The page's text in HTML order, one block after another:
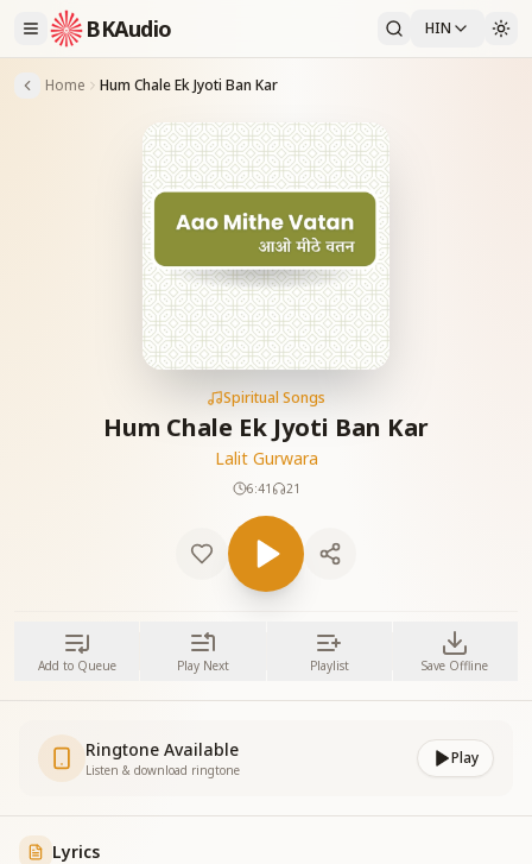
BKAudio HIN
Home Hum Chale Ek Jyoti Ban Kar
Spiritual Songs
Hum Chale Ek Jyoti Ban Kar
Lalit Gurwara
6:41 21
Add to Queue Play Next Playlist Save Offline
Ringtone Available
Listen & download ringtone
Play
Lyrics